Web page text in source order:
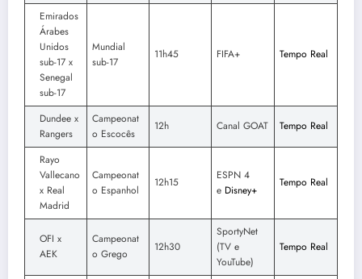
Emirados
Árabes
Unidos
sub-17 x
Senegal
sub-17
Mundial
sub-17
11h45 FIFA+ Tempo Real
Dundee x
Rangers
Campeonat
o Escocês
12h Canal GOAT Tempo Real
Rayo
Vallecano
x Real
Madrid
Campeonat
o Espanhol
12h15
ESPN 4
e Disney+
Tempo Real
OFI x
AEK
Campeonat
o Grego
12h30
SportyNet
(TV e
YouTube)
Tempo Real